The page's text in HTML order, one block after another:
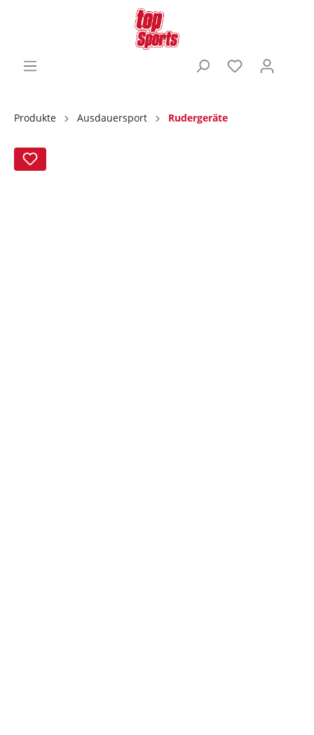
Produkte Ausdauersport Rudergeräte